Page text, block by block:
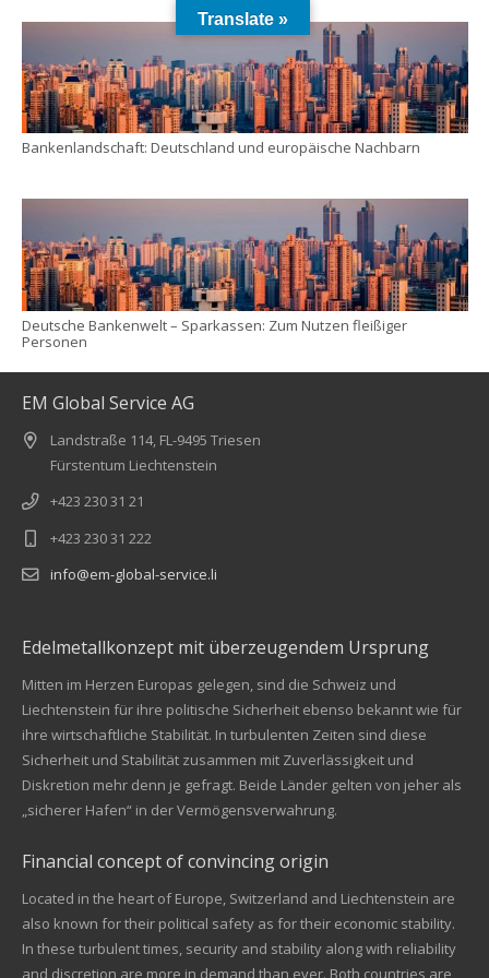
Bankenlandschaft: Deutschland und europäische Nachbarn
Deutsche Bankenwelt – Sparkassen: Zum Nutzen fleißiger
Personen
EM Global Service AG
Landstraße 114, FL-9495 Triesen
Fürstentum Liechtenstein
+423 230 31 21
+423 230 31 222
info@em-global-service.li
Edelmetallkonzept mit überzeugendem Ursprung
Mitten im Herzen Europas gelegen, sind die Schweiz und
Liechtenstein für ihre politische Sicherheit ebenso bekannt wie für
ihre wirtschaftliche Stabilität. In turbulenten Zeiten sind diese
Sicherheit und Stabilität zusammen mit Zuverlässigkeit und
Diskretion mehr denn je gefragt. Beide Länder gelten von jeher als
„sicherer Hafen“ in der Vermögensverwahrung.
Financial concept of convincing origin
Located in the heart of Europe, Switzerland and Liechtenstein are
also known for their political safety as for their economic stability.
In these turbulent times, security and stability along with reliability
and discretion are more in demand than ever. Both countries are
Translate »
Kundenbewertungen und Erfahrungen zu
EM Global Service AG